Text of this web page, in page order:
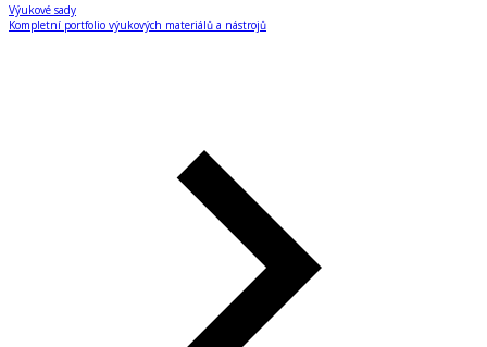
Výukové sady
Kompletní portfolio výukových materiálů a nástrojů